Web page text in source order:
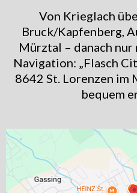
Von Krieglach
Bruck/Kapfenberg,
Mürztal – danach
Navigation: „Flasch
8642 St. Lorenzen im
bequem